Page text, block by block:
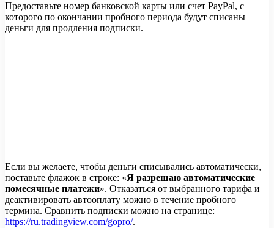
Предоставьте номер банковской карты или счет PayPal, с
которого по окончании пробного периода будут списаны
деньги для продления подписки.
Если вы желаете, чтобы деньги списывались автоматически,
поставьте флажок в строке: «Я разрешаю автоматические
помесячные платежи». Отказаться от выбранного тарифа и
деактивировать автооплату можно в течение пробного
термина. Сравнить подписки можно на странице:
https://ru.tradingview.com/gopro/.